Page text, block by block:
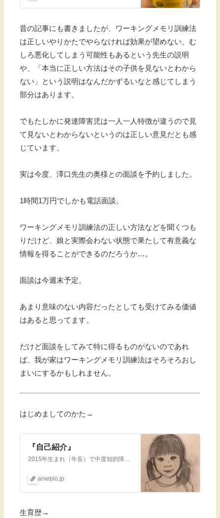
昔の記事にも書きましたが、ワーキングメモリ訓練法
は正しいやりかたでやらなければ効果が望めない、む
しろ悪化してしまう可能性もあるという先生の説明
や、「本当に正しい方法はその子供を見ないとわから
ない」という説明はなんだかずるいなと感じてしまう
部分はあります。
でもたしかに発達障害児は一人一人特徴が違うので見
て見ないとわからないというのは正しい意見だとも感
じています。
実は今度、澤口先生の奥様との面談を予約しました。
1時間1万円でしかも電話面談。
ワーキングメモリ訓練法の正しい方法などを聞くつも
りだけど、娘と実際会わない状態で果たして有意義な
情報を得ることができるのだろうか…。
面談は今週末予定。
あまり意味のない内容だったとしても受けてみる価値
はあると思ってます。
だけど面談をしてみて特に得るものがないのであれ
ば、我が家はワーキングメモリ訓練法はそろそろおし
まいにするかもしれません。
はじめましてのかた→
『自己紹介』
ameblo.jp
生育歴→